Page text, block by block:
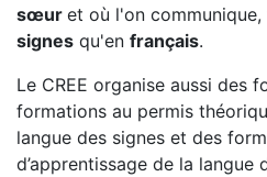
sœur et où l'on communique,
signes qu'en français.
Le CREE organise aussi des
formations au permis
langue des signes et des
d’apprentissage de la langue